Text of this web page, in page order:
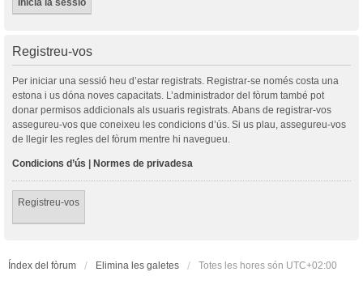
Registreu-vos
Per iniciar una sessió heu d’estar registrats. Registrar-se només costa una
estona i us dóna noves capacitats. L’administrador del fòrum també pot
donar permisos addicionals als usuaris registrats. Abans de registrar-vos
assegureu-vos que coneixeu les condicions d’ús. Si us plau, assegureu-vos
de llegir les regles del fòrum mentre hi navegueu.
Condicions d’ús | Normes de privadesa
Registreu-vos
Índex del fòrum Elimina les galetes Totes les hores són UTC+02:00